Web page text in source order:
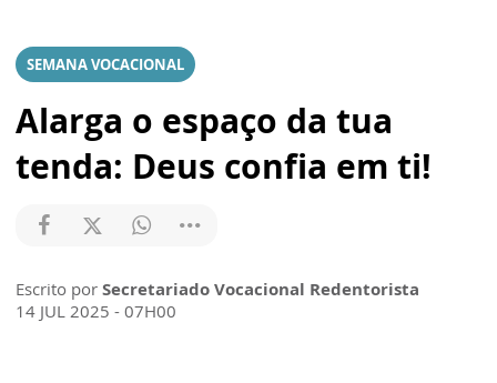
SEMANA VOCACIONAL
Alarga o espaço da tua
tenda: Deus confia em ti!
Escrito por Secretariado Vocacional Redentorista
14 JUL 2025 - 07H00